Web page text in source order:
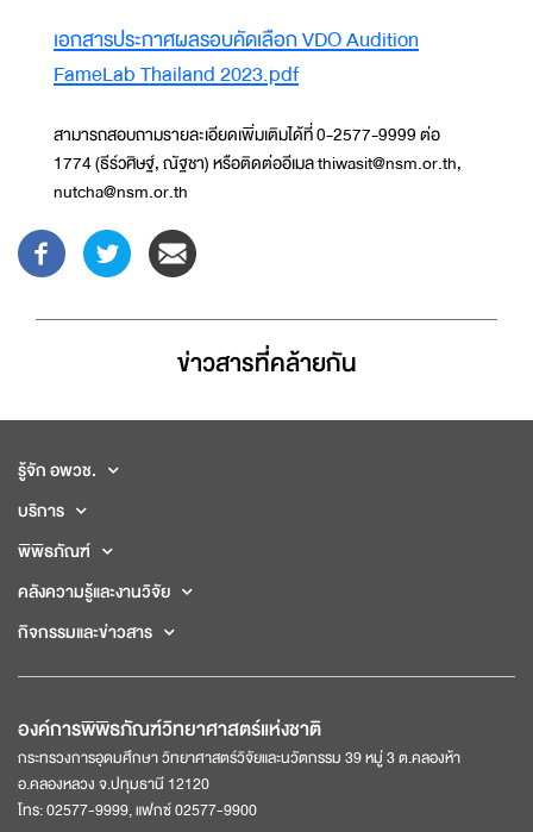
Document
เอกสารประกาศผลรอบคัดเลือก VDO Audition
FameLab Thailand 2023.pdf
สามารถสอบถามรายละเอียดเพิ่มเติมได้ที่ 0-2577-9999 ต่อ
1774 (ธีร์วศิษฐ์, ณัฐชา) หรือติดต่ออีเมล thiwasit@nsm.or.th,
nutcha@nsm.or.th
ข่าวสารที่่คล้ายกัน
รู้จัก อพวช.
บริการ
พิพิธภัณฑ์
คลังความรู้และงานวิจัย
กิจกรรมและข่าวสาร
องค์การพิพิธภัณฑ์วิทยาศาสตร์แห่งชาติ
กระทรวงการอุดมศึกษา วิทยาศาสตร์วิจัยและนวัตกรรม 39 หมู่ 3 ต.คลองห้า
อ.คลองหลวง จ.ปทุมธานี 12120
โทร: 02577-9999, แฟกซ์ 02577-9900